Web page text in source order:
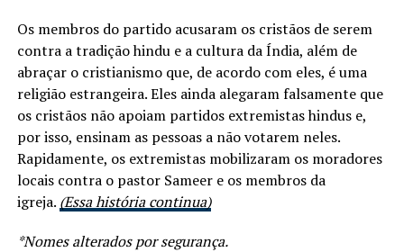
Os membros do partido acusaram os cristãos de serem
contra a tradição hindu e a cultura da Índia, além de
abraçar o cristianismo que, de acordo com eles, é uma
religião estrangeira. Eles ainda alegaram falsamente que
os cristãos não apoiam partidos extremistas hindus e,
por isso, ensinam as pessoas a não votarem neles.
Rapidamente, os extremistas mobilizaram os moradores
locais contra o pastor Sameer e os membros da
igreja. (Essa história continua)
*Nomes alterados por segurança.